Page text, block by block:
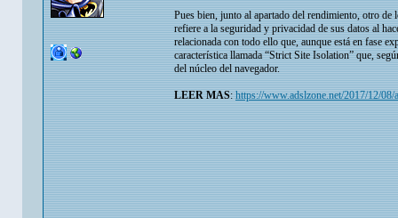
Pues bien, junto al apartado del rendimiento, otro de
refiere a la seguridad y privacidad de sus datos al
relacionada con todo ello que, aunque está en fase
característica llamada “Strict Site Isolation” que,
del núcleo del navegador.
LEER MAS:https://www.adslzone.net/2017/12/